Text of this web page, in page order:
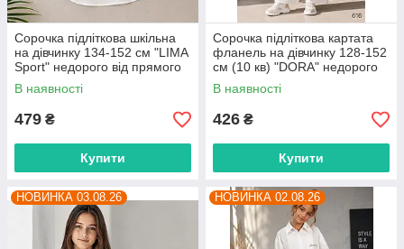
Сорочка підліткова шкільна
на дівчинку 134-152 см "LIMA
Sport" недорого від прямого
постачальника
В наявності
479 ₴
Купити
Сорочка підліткова картата
фланель на дівчинку 128-152
см (10 кв) "DORA" недорого
від прямого постачальника
В наявності
426 ₴
Купити
НОВИНКА 03.08.26 НОВИНКА 02.08.26